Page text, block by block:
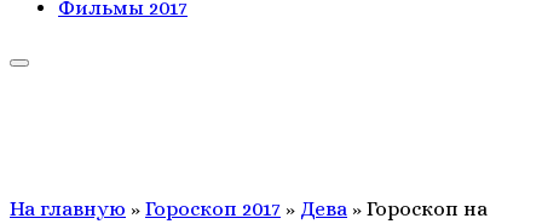
Фильмы 2017
На главную » Гороскоп 2017 » Дева » Гороскоп на